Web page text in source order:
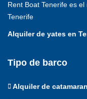
Rent Boat Tenerife es
Tenerife
Alquiler de yates en
Tipo de barco
Alquiler de